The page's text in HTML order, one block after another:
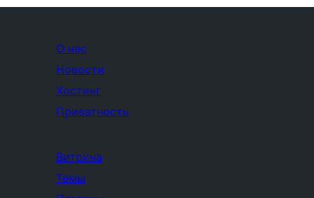
О нас
Новости
Хостинг
Приватность
Витрина
Темы